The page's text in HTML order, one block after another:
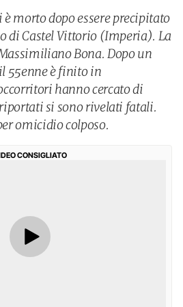
morto dopo essere precipitato
di Castel Vittorio (Imperia). La
Bona. Dopo un
55enne è finito in
hanno cercato di
si sono rivelati fatali.
omicidio colposo.
CONSIGLIATO